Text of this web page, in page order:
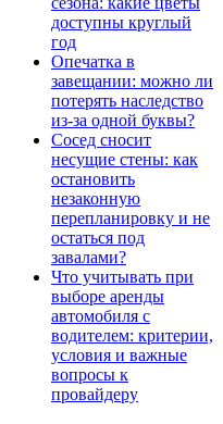
доступны круглый
год
Опечатка в
завещании: можно ли
потерять наследство
из-за одной буквы?
Сосед сносит
несущие стены: как
остановить
незаконную
перепланировку и не
остаться под
завалами?
Что учитывать при
выборе аренды
автомобиля с
водителем: критерии,
условия и важные
вопросы к
провайдеру